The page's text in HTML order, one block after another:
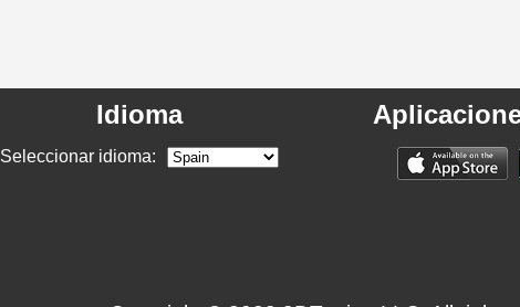
Idioma
Seleccionar idioma: